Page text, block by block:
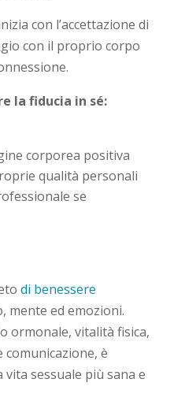
con l’accettazione di
con il proprio corpo
la fiducia in sé:
corporea positiva
qualità personali
se
di benessere
mente ed emozioni.
ormonale, vitalità fisica,
comunicazione, è
sessuale più sana e